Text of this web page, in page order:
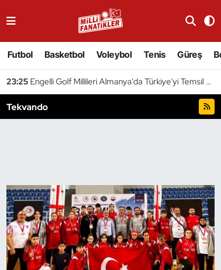
Futbol Basketbol Voleybol Tenis Güreş
23:25 Engelli Golf Millileri Almanya'da Türkiye'yi Temsil Edecek
Tekvando
Badminton
Basketbol
Binicilik
Bisiklet
Bocce Bowling Dart
Boks